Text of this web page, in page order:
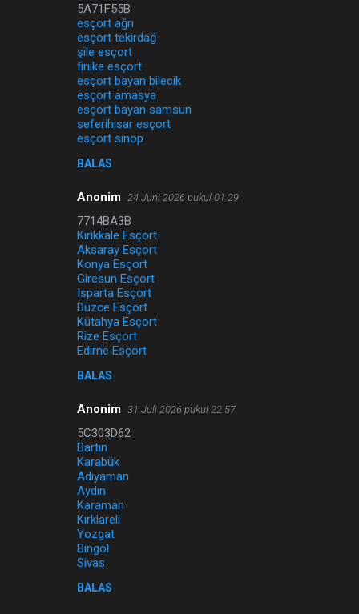
5A71F55B
esçort ağrı
esçort tekirdağ
şile esçort
finike esçort
esçort bayan bilecik
esçort amasya
esçort bayan samsun
seferihisar esçort
esçort sinop
BALAS
Anonim 24 Juni 2026 pukul 01.29
7714BA3B
Kırıkkale Esçort
Aksaray Esçort
Konya Esçort
Giresun Esçort
Isparta Esçort
Düzce Esçort
Kütahya Esçort
Rize Esçort
Edirne Esçort
BALAS
Anonim 31 Juli 2026 pukul 22.57
5C303D62
Bartın
Karabük
Adıyaman
Aydın
Karaman
Kırklareli
Yozgat
Bingöl
Sivas
BALAS